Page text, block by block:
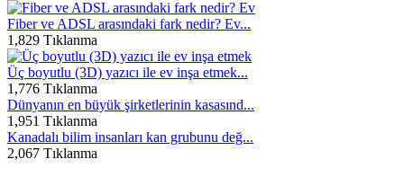
Fiber ve ADSL arasındaki fark nedir? Ev...
1,829 Tıklanma
Üç boyutlu (3D) yazıcı ile ev inşa etmek...
1,776 Tıklanma
Dünyanın en büyük şirketlerinin kasasınd...
1,951 Tıklanma
Kanadalı bilim insanları kan grubunu değ...
2,067 Tıklanma